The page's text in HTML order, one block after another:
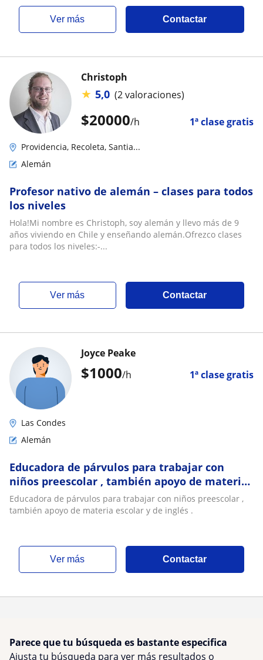
ver más Contactar
$20000/h 1ª clase gratis
Christoph
★ 5,0 (2 valoraciones)
Providencia, Recoleta, Santia...
Alemán
Profesor nativo de alemán – clases para todos
los niveles
Hola!Mi nombre es Christoph, soy alemán y llevo más de 9
años viviendo en Chile y enseñando alemán.Ofrezco clases
para todos los niveles:-...
ver más Contactar
$1000/h 1ª clase gratis
Joyce Peake
Las Condes
Alemán
Educadora de párvulos para trabajar con
niños preescolar , también apoyo de materia
escolar y de inglés
Educadora de párvulos para trabajar con niños preescolar ,
también apoyo de materia escolar y de inglés .
ver más Contactar
Parece que tu búsqueda es bastante especifica
Ajusta tu búsqueda para ver más resultados o